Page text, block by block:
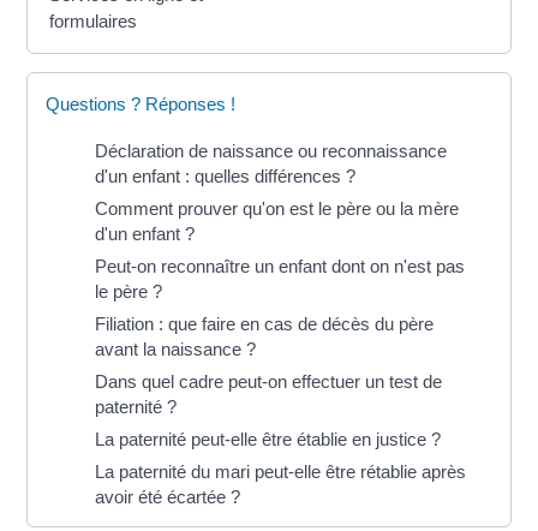
formulaires
Questions ? Réponses !
Déclaration de naissance ou reconnaissance
d'un enfant : quelles différences ?
Comment prouver qu'on est le père ou la mère
d'un enfant ?
Peut-on reconnaître un enfant dont on n'est pas
le père ?
Filiation : que faire en cas de décès du père
avant la naissance ?
Dans quel cadre peut-on effectuer un test de
paternité ?
La paternité peut-elle être établie en justice ?
La paternité du mari peut-elle être rétablie après
avoir été écartée ?